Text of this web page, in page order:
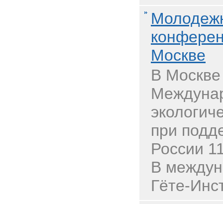
Москве
В
при
России
В
Гёте-